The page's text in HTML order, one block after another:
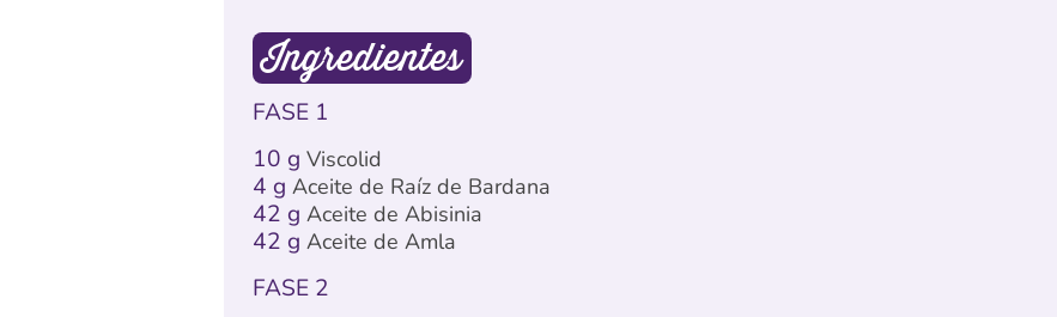
Ingredientes
FASE 1
10 g Viscolid
4 g Aceite de Raíz de Bardana
42 g Aceite de Abisinia
42 g Aceite de Amla
FASE 2